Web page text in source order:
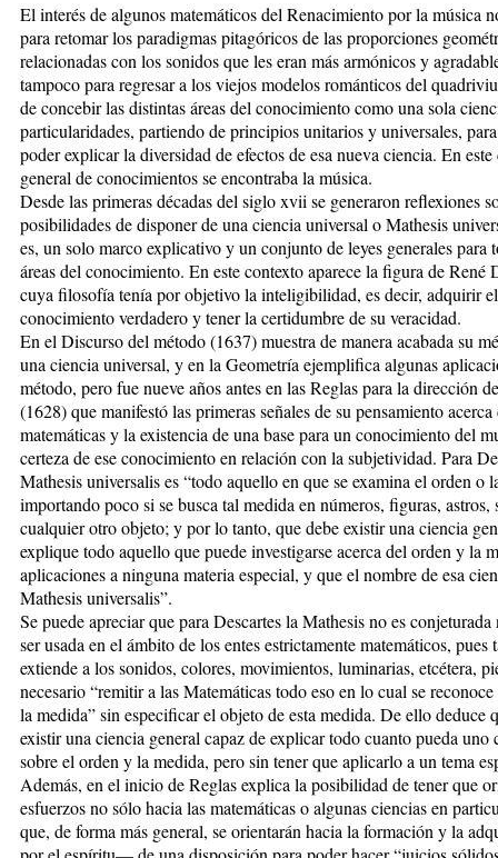
El interés de algunos matemáticos del Renacimiento por la música
para retomar los paradigmas pitagóricos de las proporciones
relacionadas con los sonidos que les eran más armónicos y
tampoco para regresar a los viejos modelos románticos del
de concebir las distintas áreas del conocimiento como una sola
particularidades, partiendo de principios unitarios y universales,
poder explicar la diversidad de efectos de esa nueva ciencia. En
general de conocimientos se encontraba la música.
Desde las primeras décadas del siglo xvii se generaron reflexiones
posibilidades de disponer de una ciencia universal o Mathesis
es, un solo marco explicativo y un conjunto de leyes generales para
áreas del conocimiento. En este contexto aparece la figura de René
cuya filosofía tenía por objetivo la inteligibilidad, es decir, adquirir el
conocimiento verdadero y tener la certidumbre de su veracidad.
En el Discurso del método (1637) muestra de manera acabada su
una ciencia universal, y en la Geometría ejemplifica algunas
método, pero fue nueve años antes en las Reglas para la dirección
(1628) que manifestó las primeras señales de su pensamiento acerca
matemáticas y la existencia de una base para un conocimiento del
certeza de ese conocimiento en relación con la subjetividad. Para
Mathesis universalis es “todo aquello en que se examina el orden o
importando poco si se busca tal medida en números, figuras, astros,
cualquier otro objeto; y por lo tanto, que debe existir una ciencia
explique todo aquello que puede investigarse acerca del orden y la
aplicaciones a ninguna materia especial, y que el nombre de esa
Mathesis universalis”.
Se puede apreciar que para Descartes la Mathesis no es
ser usada en el ámbito de los entes estrictamente matemáticos, pues
extiende a los sonidos, colores, movimientos, luminarias, etcétera,
necesario “remitir a las Matemáticas todo eso en lo cual se
la medida” sin especificar el objeto de esta medida. De ello deduce
existir una ciencia general capaz de explicar todo cuanto pueda uno
sobre el orden y la medida, pero sin tener que aplicarlo a un tema
Además, en el inicio de Reglas explica la posibilidad de tener que
esfuerzos no sólo hacia las matemáticas o algunas ciencias en
que, de forma más general, se orientarán hacia la formación y la